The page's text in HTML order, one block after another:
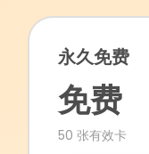
永久免费
免费
50 张有效卡